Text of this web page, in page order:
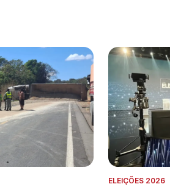
ELEIÇÕES 2026